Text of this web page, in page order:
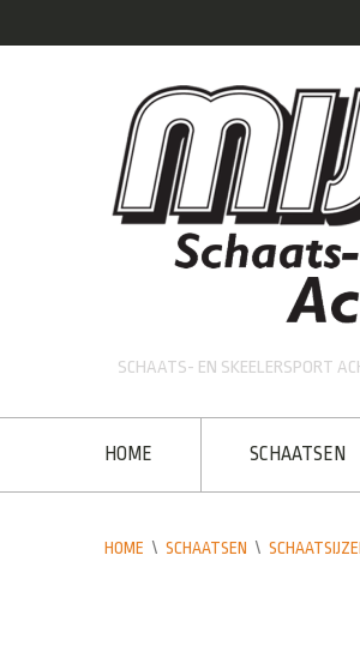
SCHAATS- EN SKEELERSPORT
HOME SCHAATSEN
HOME \ SCHAATSEN \